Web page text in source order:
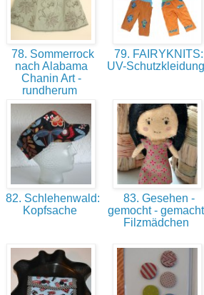
78. Sommerrock
nach Alabama
Chanin Art -
rundherum
79. FAIRYKNITS:
UV-
82. Schlehenwald:
Kopfsache
83. Gesehen -
gemocht -
Filzmädchen